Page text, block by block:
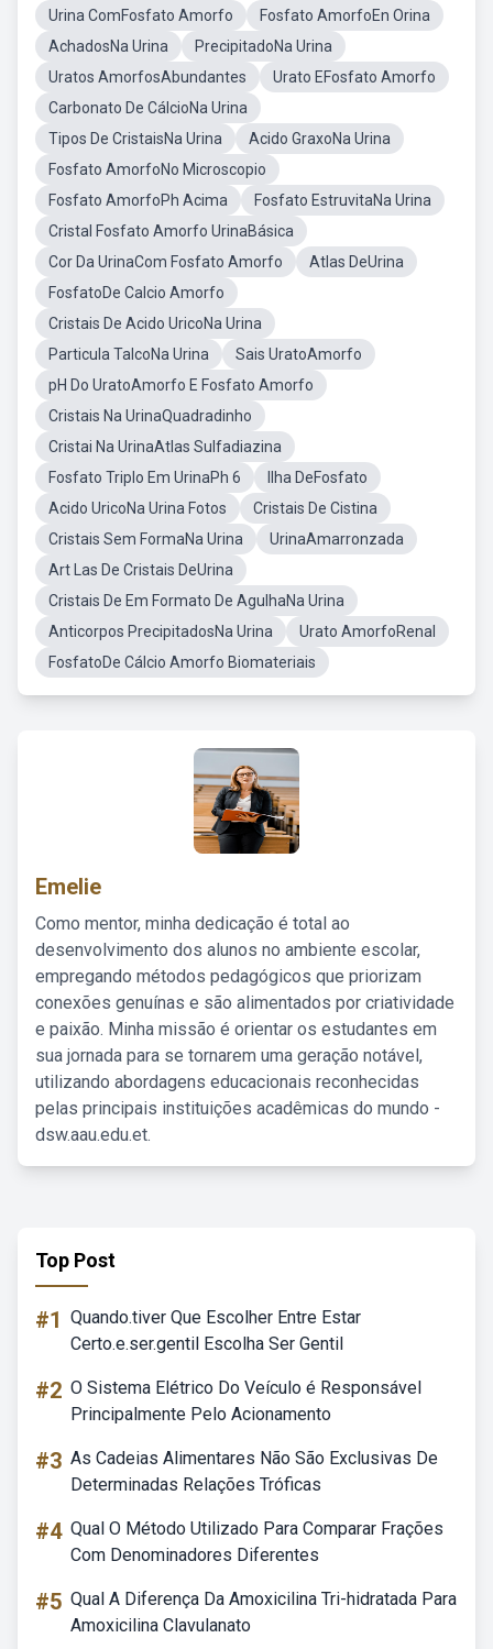
Urina ComFosfato Amorfo
Fosfato AmorfoEn Orina
AchadosNa Urina
PrecipitadoNa Urina
Uratos AmorfosAbundantes
Urato EFosfato Amorfo
Carbonato De CálcioNa Urina
Tipos De CristaisNa Urina
Acido GraxoNa Urina
Fosfato AmorfoNo Microscopio
Fosfato AmorfoPh Acima
Fosfato EstruvitaNa Urina
Cristal Fosfato Amorfo UrinaBásica
Cor Da UrinaCom Fosfato Amorfo
Atlas DeUrina
FosfatoDe Calcio Amorfo
Cristais De Acido UricoNa Urina
Particula TalcoNa Urina
Sais UratoAmorfo
pH Do UratoAmorfo E Fosfato Amorfo
Cristais Na UrinaQuadradinho
Cristai Na UrinaAtlas Sulfadiazina
Fosfato Triplo Em UrinaPh 6
Ilha DeFosfato
Acido UricoNa Urina Fotos
Cristais De Cistina
Cristais Sem FormaNa Urina
UrinaAmarronzada
Art Las De Cristais DeUrina
Cristais De Em Formato De AgulhaNa Urina
Anticorpos PrecipitadosNa Urina
Urato AmorfoRenal
FosfatoDe Cálcio Amorfo Biomateriais
Emelie
Como mentor, minha dedicação é total ao
desenvolvimento dos alunos no ambiente escolar,
empregando métodos pedagógicos que priorizam
conexões genuínas e são alimentados por criatividade
e paixão. Minha missão é orientar os estudantes em
sua jornada para se tornarem uma geração notável,
utilizando abordagens educacionais reconhecidas
pelas principais instituições acadêmicas do mundo -
dsw.aau.edu.et.
Top Post
#1 Quando.tiver Que Escolher Entre Estar
Certo.e.ser.gentil Escolha Ser Gentil
#2 O Sistema Elétrico Do Veículo é Responsável
Principalmente Pelo Acionamento
#3 As Cadeias Alimentares Não São Exclusivas De
Determinadas Relações Tróficas
#4 Qual O Método Utilizado Para Comparar Frações
Com Denominadores Diferentes
#5 Qual A Diferença Da Amoxicilina Tri-hidratada Para
Amoxicilina Clavulanato